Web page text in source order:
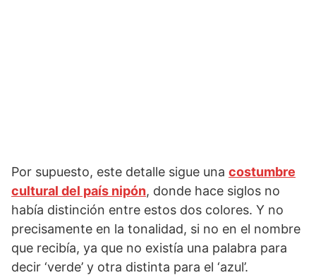
Por supuesto, este detalle sigue una costumbre
cultural del país nipón, donde hace siglos no
había distinción entre estos dos colores. Y no
precisamente en la tonalidad, si no en el nombre
que recibía, ya que no existía una palabra para
decir ‘verde’ y otra distinta para el ‘azul’.